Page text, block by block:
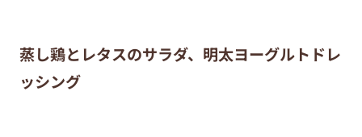
蒸し鶏とレタスのサラダ、明太ヨーグルトドレ
ッシング